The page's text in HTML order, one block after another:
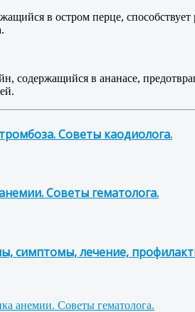
в остром перце,
содержащийся в ананасе,
Советы каодиолога.
Советы гематолога.
симптомы, лечение,
анемии. Советы гематолога.